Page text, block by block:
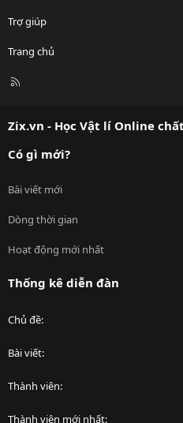
Trợ giúp
Trang chủ
R
Zix.vn - Học Vật lí Online
Có gì mới?
Bài viết mới
Dòng thời gian
Hoạt động mới nhất
Thống kê diễn đàn
Chủ đề
Bài viết
Thành viên
Thành viên mới nhất